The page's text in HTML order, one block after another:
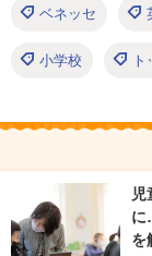
ベネッセ
小学校
児
に
を